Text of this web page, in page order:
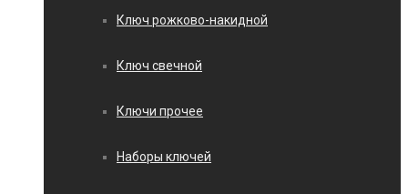
Ключ рожково-накидной
Ключ свечной
Ключи прочее
Наборы ключей